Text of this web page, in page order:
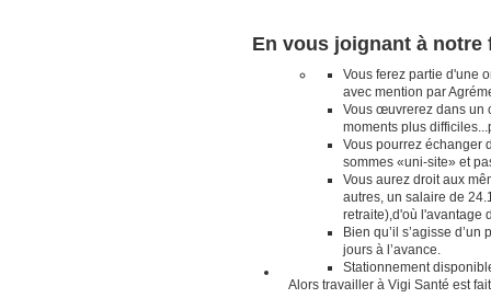
En vous joignant à
Vous ferez partie d'une
avec mention par
Vous œuvrerez dans un
moments plus
Vous pourrez échanger
sommes «uni-site» et
Vous aurez droit aux
autres, un salaire de
retraite),d'où l'avantage
Bien qu’il s’agisse
jours à l’avance.
Stationnement
Alors travailler à Vigi Santé est